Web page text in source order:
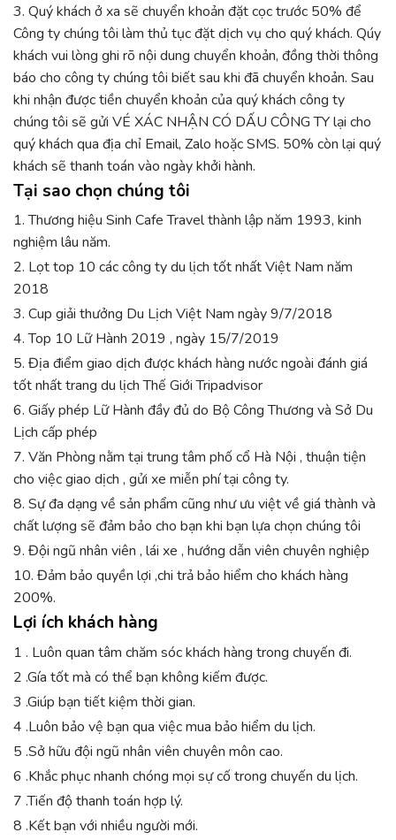
3. Quý khách ở xa sẽ chuyển khoản đặt cọc trước 50% để
Công ty chúng tôi làm thủ tục đặt dịch vụ cho quý khách. Qúy
khách vui lòng ghi rõ nội dung chuyển khoản, đồng thời thông
báo cho công ty chúng tôi biết sau khi đã chuyển khoản. Sau
khi nhận được tiền chuyển khoản của quý khách công ty
chúng tôi sẽ gửi VÉ XÁC NHẬN CÓ DẤU CÔNG TY lại cho
quý khách qua địa chỉ Email, Zalo hoặc SMS. 50% còn lại quý
khách sẽ thanh toán vào ngày khởi hành.
Tại sao chọn chúng tôi
1. Thương hiệu Sinh Cafe Travel thành lập năm 1993, kinh
nghiệm lâu năm.
2. Lọt top 10 các công ty du lịch tốt nhất Việt Nam năm
2018
3. Cup giải thưởng Du Lịch Việt Nam ngày 9/7/2018
4. Top 10 Lữ Hành 2019 , ngày 15/7/2019
5. Địa điểm giao dịch được khách hàng nước ngoài đánh giá
tốt nhất trang du lịch Thế Giới Tripadvisor
6. Giấy phép Lữ Hành đầy đủ do Bộ Công Thương và Sở Du
Lịch cấp phép
7. Văn Phòng nằm tại trung tâm phố cổ Hà Nội , thuận tiện
cho việc giao dịch , gửi xe miễn phí tại công ty.
8. Sự đa dạng về sản phẩm cũng như ưu việt về giá thành và
chất lượng sẽ đảm bảo cho bạn khi bạn lựa chọn chúng tôi
9. Đội ngũ nhân viên , lái xe , hướng dẫn viên chuyên nghiệp
10. Đảm bảo quyền lợi ,chi trả bảo hiểm cho khách hàng
200%.
Lợi ích khách hàng
1 . Luôn quan tâm chăm sóc khách hàng trong chuyến đi.
2 .Gía tốt mà có thể bạn không kiếm được.
3 .Giúp bạn tiết kiệm thời gian.
4 .Luôn bảo vệ bạn qua việc mua bảo hiểm du lịch.
5 .Sở hữu đội ngũ nhân viên chuyên môn cao.
6 .Khắc phục nhanh chóng mọi sự cố trong chuyến du lịch.
7 .Tiến độ thanh toán hợp lý.
8 .Kết bạn với nhiều người mới.